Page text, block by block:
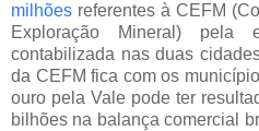
milhões referentes à CEFM
Exploração Mineral) pela
contabilizada nas duas
da CEFM fica com os
ouro pela Vale pode ter
bilhões na balança comercial